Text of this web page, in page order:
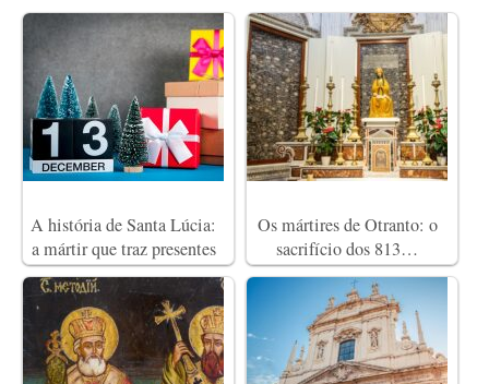
A história de Santa Lúcia:
a mártir que traz presentes
Os mártires de Otranto: o
sacrifício dos 813…